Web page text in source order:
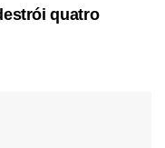
quatro